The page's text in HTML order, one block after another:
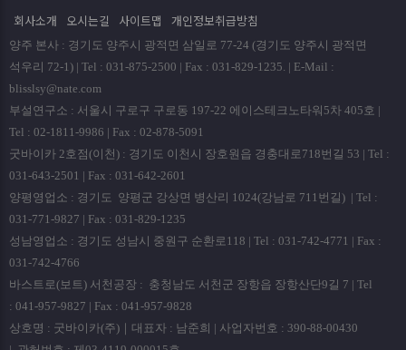
ο 파기절차
회원님이 회원가입 등을 위해 입력하신 정보는 회원탈퇴시
곧바로 데이타베이스 완전 삭제됩니다.
ο 파기방법
- 전자적 파일형태로 저장된 개인정보는 기록을 재생할 수
없는 기술적 방법을 사용하여 삭제합니다.
■ 개인정보 제공
회사는 이용자의 개인정보를 원칙적으로 외부에 제공하지
않습니다. 다만, 아래의 경우에는 예외로 합니다.
- 이용자들이 사전에 동의한 경우
- 법령의 규정에 의거하거나, 수사 목적으로 법령에 정해진
절차와 방법에 따라 수사기관의 요구가 있는 경우
회사소개 오시는길 사이트맵 개인정보취급방침
양주 본사 : 경기도 양주시 광적면 삼일로 77-24 (경기도 양주시 광적면
석우리 72-1) | Tel : 031-875-2500 | Fax : 031-829-1235. | E-Mail :
blisslsy@nate.com
부설연구소 : 서울시 구로구 구로동 197-22 에이스테크노타워5차 405호 |
Tel : 02-1811-9986 | Fax : 02-878-5091
굿바이카 2호점(이천) : 경기도 이천시 장호원읍 경충대로718번길 53 | Tel :
031-643-2501 | Fax : 031-642-2601
양평영업소 : 경기도 양평군 강상면 병산리 1024(강남로 711번길) | Tel :
031-771-9827 | Fax : 031-829-1235
성남영업소 : 경기도 성남시 중원구 순환로118 | Tel : 031-742-4771 | Fax :
031-742-4766
바스트로(보트) 서천공장 : 충청남도 서천군 장항읍 장항산단9길 7 | Tel
: 041-957-9827 | Fax : 041-957-9828
상호명 : 굿바이카(주)｜대표자 : 남준희 | 사업자번호 : 390-88-00430